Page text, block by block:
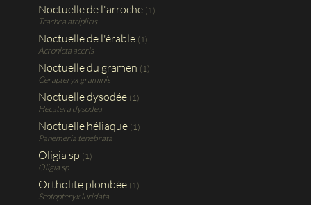
Noctuelle de l'arroche (1)
Trachea atriplicis
Noctuelle de l'érable (1)
Acronicta aceris
Noctuelle du gramen (1)
Cerapteryx graminis
Noctuelle dysodée (1)
Hecatera dysodea
Noctuelle héliaque (1)
Panemeria tenebrata
Oligia sp (1)
Oligia sp
Ortholite plombée (1)
Scotopteryx luridata